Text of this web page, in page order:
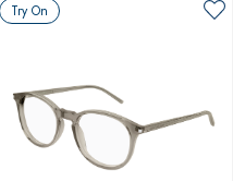
Try On